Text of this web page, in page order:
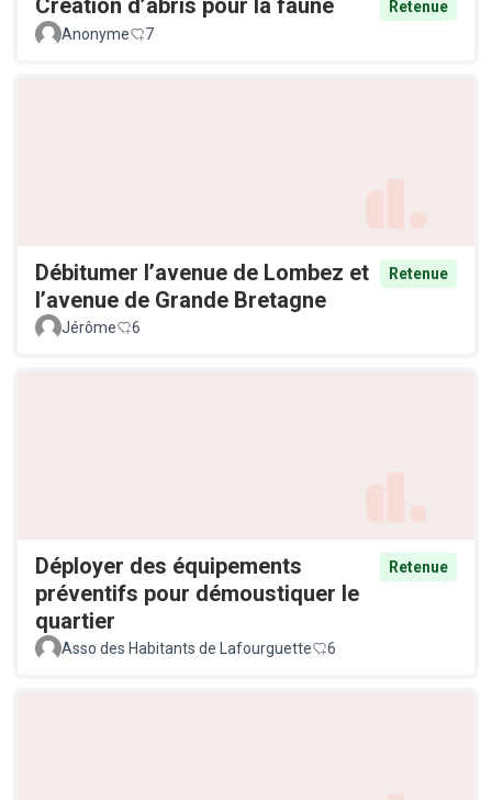
Retenue
Anonyme
7
Débitumer l’avenue de Lombez et
l’avenue de Grande Bretagne
Retenue
Jérôme 6
Déployer des équipements
préventifs pour démoustiquer le
quartier
Retenue
Asso des Habitants de Lafourguette 6